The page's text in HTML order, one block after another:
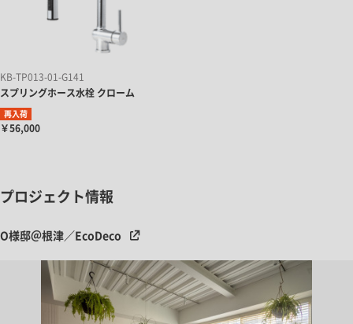
KB-TP013-01-G141
スプリングホース水栓 クローム
再入荷
￥56,000
プロジェクト情報
O様邸＠根津／EcoDeco